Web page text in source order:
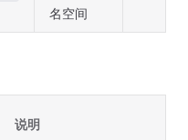
名空间
说明